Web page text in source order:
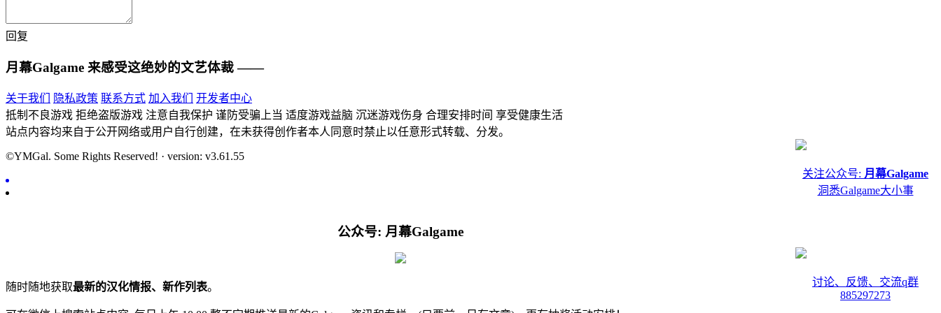
回复
月幕Galgame 来感受这绝妙的文艺体裁 ——
关于我们 隐私政策 联系方式 加入我们
开发者中心
抵制不良游戏 拒绝盗版游戏 注意自我保护 谨防受骗上当 适度游戏益脑 沉迷游戏伤身 合理安排时间 享受健康生活
站点内容均来自于公开网络或用户自行创建，在未获得创作者本人同意时禁止以任意形式转载、分发。
关注公众号: 月幕Galgame
洞悉Galgame大小事
讨论、反馈、交流q群
885297273
©YMGal. Some Rights Reserved! · version: v3.61.55
公众号: 月幕Galgame
随时随地获取最新的汉化情报、新作列表。